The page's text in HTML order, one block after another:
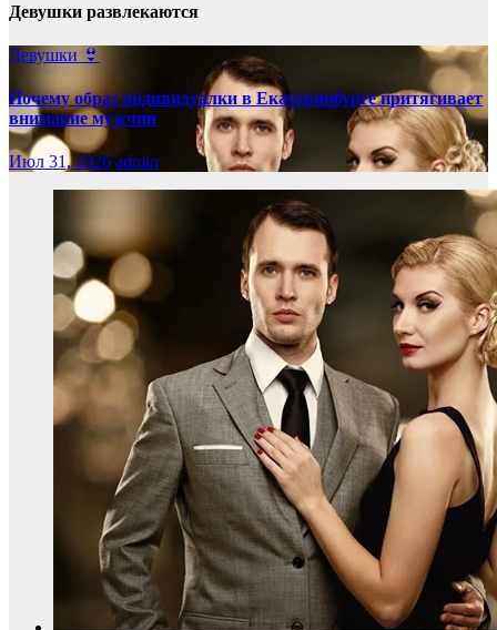
Девушки развлекаются
Девушки 👙
Почему образ индивидуалки в Екатеринбурге притягивает
внимание мужчин
Июл 31, 2026 admin